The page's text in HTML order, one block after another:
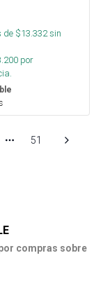
de $13.332sin
por
Más páginas
51
compras sobre